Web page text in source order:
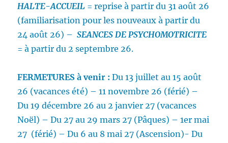
HALTE-ACCUEIL = reprise à partir du 31 août 26
(familiarisation pour les nouveaux à partir du
24 août 26) –SEANCES DE PSYCHOMOTRICITE
= à partir du 2 septembre 26.
FERMETURES à venir :Du 13 juillet au 15 août
26 (vacances été) – 11 novembre 26 (férié) –
Du 19 décembre 26 au 2 janvier 27 (vacances
Noël) – Du 27 au 29 mars 27 (Pâques) – 1er mai
27 (férié) – Du 6 au 8 mai 27 (Ascension)- Du